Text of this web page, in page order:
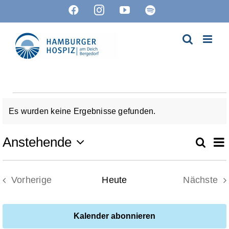
springen
FacebookInstagram
YouTube
Spotify
Veranstaltungen
Es wurden keine Ergebnisse gefunden.
und
Suche
Anstehende
Datum
Vorherige
Heute
Nächste
Kalender abonnieren